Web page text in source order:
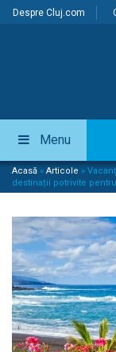
Despre Cluj.com
Menu
Acasă » Articole »
destinații potrivite